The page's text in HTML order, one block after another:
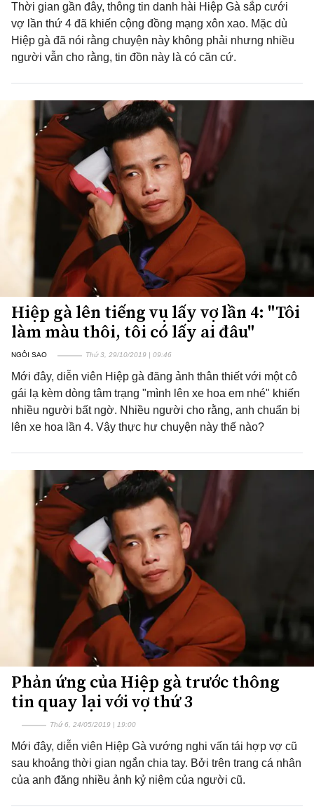
Thời gian gần đây, thông tin danh hài Hiệp Gà sắp cưới
vợ lần thứ 4 đã khiến cộng đồng mạng xôn xao. Mặc dù
Hiệp gà đã nói rằng chuyện này không phải nhưng nhiều
người vẫn cho rằng, tin đồn này là có căn cứ.
Hiệp gà lên tiếng vụ lấy vợ lần 4: "Tôi
làm màu thôi, tôi có lấy ai đâu"
NGÔI SAO Thứ 3, 29/10/2019 | 09:46
Mới đây, diễn viên Hiệp gà đăng ảnh thân thiết với một cô
gái lạ kèm dòng tâm trạng "mình lên xe hoa em nhé" khiến
nhiều người bất ngờ. Nhiều người cho rằng, anh chuẩn bị
lên xe hoa lần 4. Vậy thực hư chuyện này thế nào?
Phản ứng của Hiệp gà trước thông
tin quay lại với vợ thứ 3
Thứ 6, 24/05/2019 | 19:00
Mới đây, diễn viên Hiệp Gà vướng nghi vấn tái hợp vợ cũ
sau khoảng thời gian ngắn chia tay. Bởi trên trang cá nhân
của anh đăng nhiều ảnh kỷ niệm của người cũ.